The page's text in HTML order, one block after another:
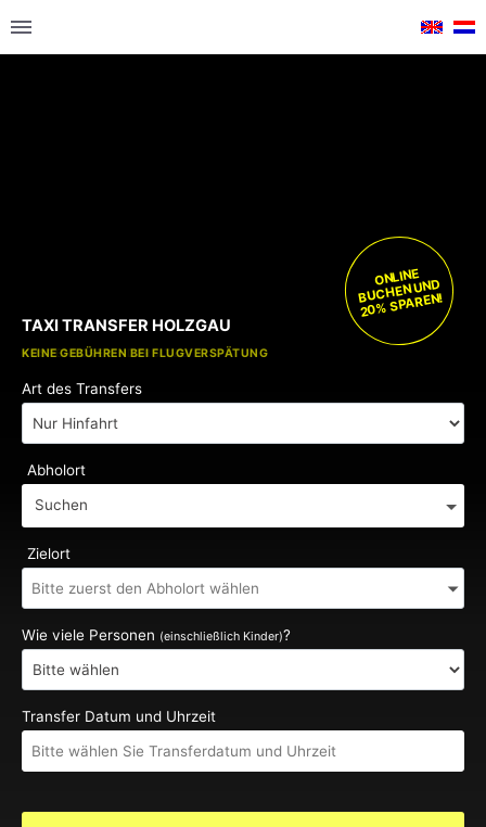
KOSTENLOSE KINDERSITZE
KEINE GEBÜHREN BEI FLUGVERSPÄTUNG
TAXI TRANSFER HOLZGAU
ONLINE
BUCHEN UND
20% SPAREN!
Art des Transfers
Abholort
Suchen
Zielort
Wie viele Personen (einschließlich Kinder)?
Transfer Datum und Uhrzeit